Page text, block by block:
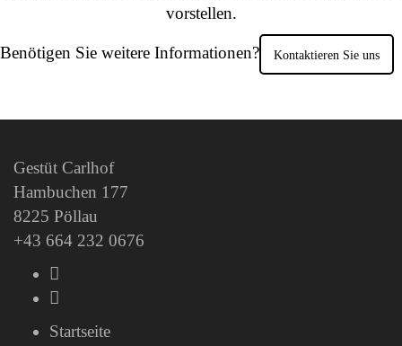
vorstellen.
Benötigen Sie weitere Informationen? Kontaktieren Sie uns
Gestüt Carlhof
Hambuchen 177
8225 Pöllau
+43 664 232 0676
Startseite